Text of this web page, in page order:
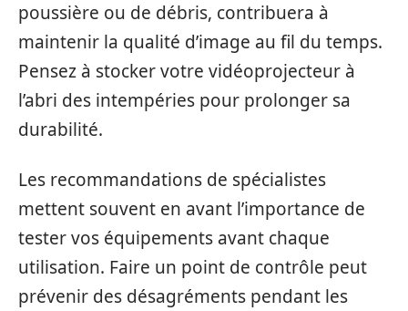
poussière ou de débris, contribuera à
maintenir la qualité d’image au fil du temps.
Pensez à stocker votre vidéoprojecteur à
l’abri des intempéries pour prolonger sa
durabilité.
Les recommandations de spécialistes
mettent souvent en avant l’importance de
tester vos équipements avant chaque
utilisation. Faire un point de contrôle peut
prévenir des désagréments pendant les